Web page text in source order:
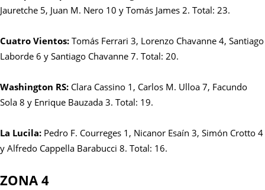
Jauretche 5, Juan M. Nero 10 y Tomás James 2. Total: 23.
Cuatro Vientos: Tomás Ferrari 3, Lorenzo Chavanne 4, Santiago
Laborde 6 y Santiago Chavanne 7. Total: 20.
Washington RS: Clara Cassino 1, Carlos M. Ulloa 7, Facundo
Sola 8 y Enrique Bauzada 3. Total: 19.
La Lucila: Pedro F. Courreges 1, Nicanor Esaín 3, Simón Crotto 4
y Alfredo Cappella Barabucci 8. Total: 16.
ZONA 4